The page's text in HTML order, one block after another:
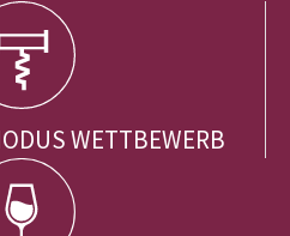
WETTBEWERB